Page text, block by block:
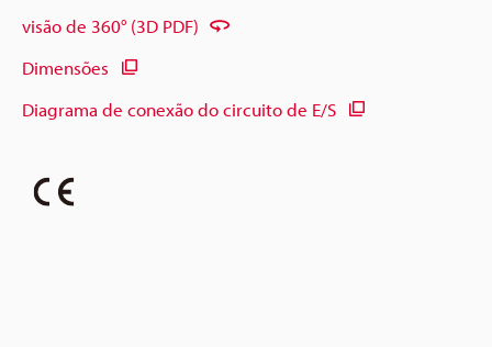
visão de 360° (3D PDF)
Dimensões
Diagrama de conexão do circuito de E/S